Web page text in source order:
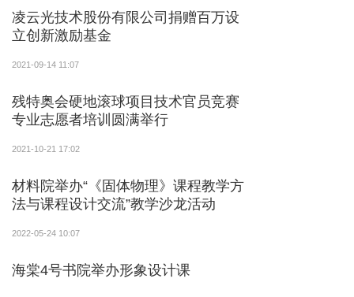
凌云光技术股份有限公司捐赠百万设
立创新激励基金
2021-09-14 11:07
残特奥会硬地滚球项目技术官员竞赛
专业志愿者培训圆满举行
2021-10-21 17:02
材料院举办“《固体物理》课程教学方
法与课程设计交流”教学沙龙活动
2022-05-24 10:07
海棠4号书院举办形象设计课